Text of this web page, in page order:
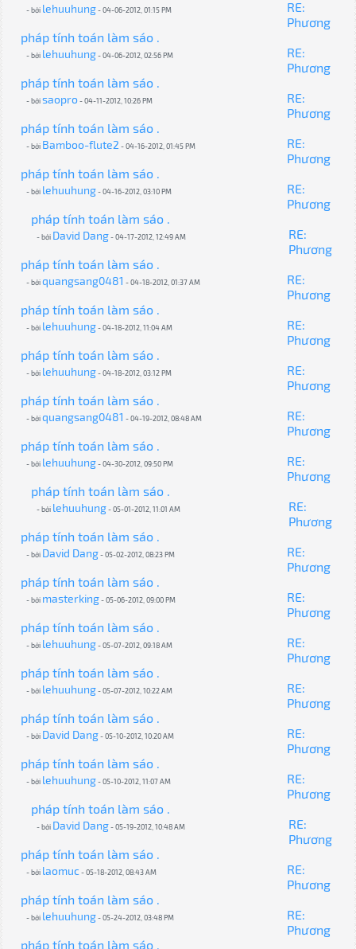
- bởi lehuuhung- 04-06-2012, 01:15 PM
RE:
Phương
pháp tính toán làm sáo .
- bởi lehuuhung- 04-06-2012, 02:56 PM
RE:
Phương
pháp tính toán làm sáo .
- bởisaopro- 04-11-2012, 10:26 PM
RE:
Phương
pháp tính toán làm sáo .
- bởi Bamboo-flute2 - 04-16-2012, 01:45 PM
RE:
Phương
pháp tính toán làm sáo .
- bởi lehuuhung- 04-16-2012, 03:10 PM
RE:
Phương
pháp tính toán làm sáo .
- bởi David Dang- 04-17-2012, 12:49 AM
RE:
Phương
pháp tính toán làm sáo .
- bởiquangsang0481 - 04-18-2012, 01:37 AM
RE:
Phương
pháp tính toán làm sáo .
- bởi lehuuhung- 04-18-2012, 11:04 AM
RE:
Phương
pháp tính toán làm sáo .
- bởi lehuuhung- 04-18-2012, 03:12 PM
RE:
Phương
pháp tính toán làm sáo .
- bởiquangsang0481 - 04-19-2012, 08:48 AM
RE:
Phương
pháp tính toán làm sáo .
- bởi lehuuhung- 04-30-2012, 09:50 PM
RE:
Phương
pháp tính toán làm sáo .
- bởi lehuuhung- 05-01-2012, 11:01 AM
RE:
Phương
pháp tính toán làm sáo .
- bởi David Dang- 05-02-2012, 08:23 PM
RE:
Phương
pháp tính toán làm sáo .
- bởi masterking- 05-06-2012, 09:00 PM
RE:
Phương
pháp tính toán làm sáo .
- bởi lehuuhung- 05-07-2012, 09:18 AM
RE:
Phương
pháp tính toán làm sáo .
- bởi lehuuhung- 05-07-2012, 10:22 AM
RE:
Phương
pháp tính toán làm sáo .
- bởi David Dang- 05-10-2012, 10:20 AM
RE:
Phương
pháp tính toán làm sáo .
- bởi lehuuhung- 05-10-2012, 11:07 AM
RE:
Phương
pháp tính toán làm sáo .
- bởi David Dang- 05-19-2012, 10:48 AM
RE:
Phương
pháp tính toán làm sáo .
- bởi laomuc- 05-18-2012, 08:43 AM
RE:
Phương
pháp tính toán làm sáo .
- bởi lehuuhung- 05-24-2012, 03:48 PM
RE:
Phương
pháp tính toán làm sáo .